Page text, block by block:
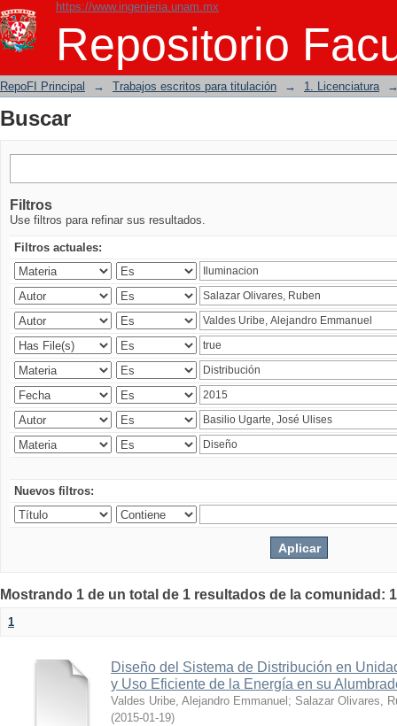
https://www.ingenieria.unam.mx
Repositorio
Buscar
RepoFI Principal → Trabajos escritos para titulación → 1. Licenciatura
Buscar
Filtros
Use filtros para refinar sus resultados.
Filtros actuales:
Nuevos filtros:
Mostrando 1 de un total de 1 resultados de la comunidad:
1
Diseño del Sistema de Distribución en
y Uso Eficiente de la Energía en su
Valdes Uribe, Alejandro Emmanuel ; Salazar Olivares,
(2015-01-19)